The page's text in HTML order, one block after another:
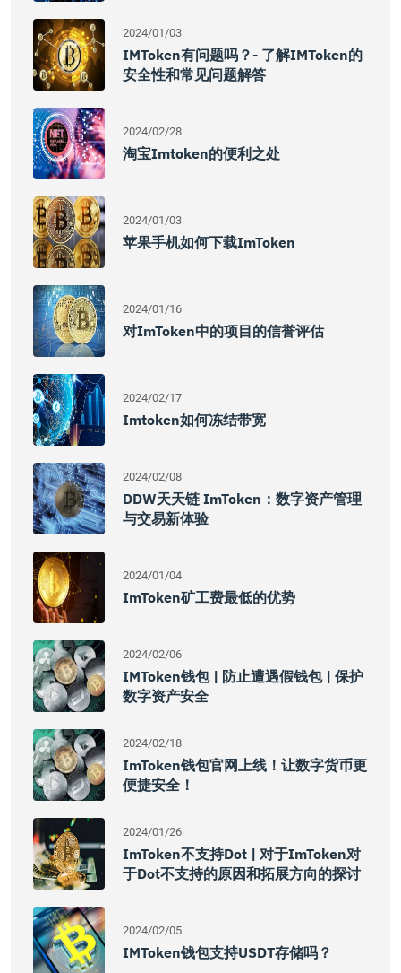
2024/01/03
IMToken有问题吗？- 了解iMToken的
安全性和常见问题解答
2024/02/28
淘宝imtoken的便利之处
2024/01/03
苹果手机如何下载imToken
2024/01/16
对imToken中的项目的信誉评估
2024/02/17
Imtoken如何冻结带宽
2024/02/08
DDW天天链 ImToken：数字资产管理
与交易新体验
2024/01/04
ImToken矿工费最低的优势
2024/02/06
IMToken钱包 | 防止遭遇假钱包 | 保护
数字资产安全
2024/02/18
ImToken钱包官网上线！让数字货币更
便捷安全！
2024/01/26
ImToken不支持dot | 对于imToken对
于dot不支持的原因和拓展方向的探讨
2024/02/05
IMToken钱包支持USDT存储吗？